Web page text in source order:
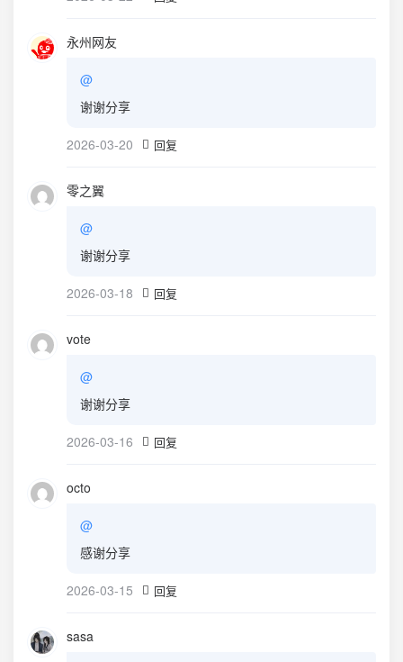
永州网友
@
谢谢分享
2026-03-20 回复
零之翼
@
谢谢分享
2026-03-18 回复
vote
@
谢谢分享
2026-03-16 回复
octo
@
感谢分享
2026-03-15 回复
sasa